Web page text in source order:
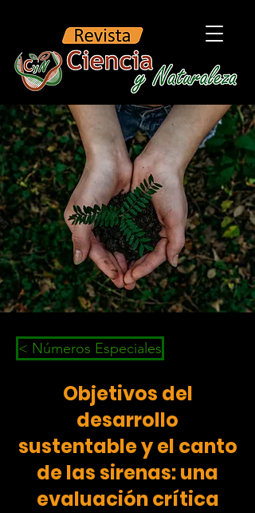
< Números Especiales
Objetivos del
desarrollo
sustentable y el canto
de las sirenas: una
evaluación crítica